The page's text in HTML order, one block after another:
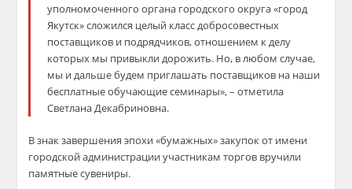
уполномоченного органа городского округа «город
Якутск»сложился целый класс добросовестных
поставщиков и подрядчиков, отношением к делу
которых мы привыкли дорожить. Но, влюбом случае,
мы и дальше будем приглашать поставщиков на наши
бесплатные обучающие семинары», –отметила
Светлана Декабриновна.
В знак завершения эпохи«бумажных» закупок от имени
городской администрации участникам торгов вручили
памятные сувениры.